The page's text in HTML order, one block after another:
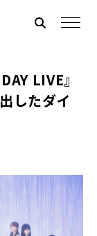
LIVE』
したダイ